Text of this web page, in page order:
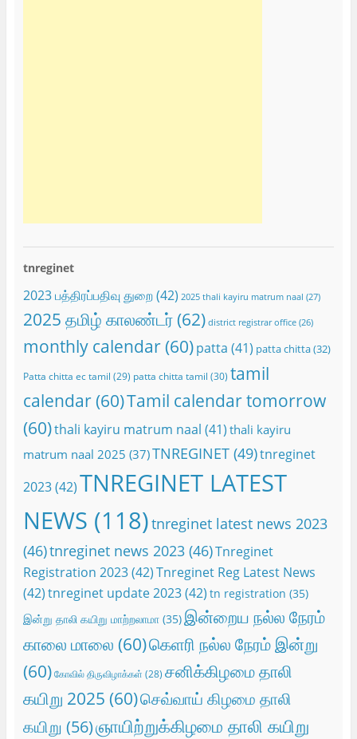
tnreginet
2023 பத்திரப்பதிவு துறை(42) 2025 thali kayiru matrum naal (27)
2025 தமிழ் காலண்டர்(62) district registrar office(26)
monthly calendar(60) patta (41) patta chitta(32)
Patta chitta ec tamil (29) patta chitta tamil (30) tamil
calendar(60)Tamil calendar tomorrow
(60)thali kayiru matrum naal (41) thali kayiru
matrum naal 2025 (37)TNREGINET(49)tnreginet
2023(42)TNREGINET LATEST
NEWS (118)tnreginet latest news 2023
(46)tnreginet news 2023(46)Tnreginet
Registration 2023(42)Tnreginet Reg Latest News
(42)tnreginet update 2023(42) tn registration (35)
இன்று தாலி கயிறு மாற்றலாமா(35)இன்றைய நல்ல நேரம்
காலை மாலை (60)கெளரி நல்ல நேரம் இன்று
(60) கோவில் திருவிழாக்கள் (28) சனிக்கிழமை தாலி
கயிறு 2025 (60)செவ்வாய் கிழமை தாலி
கயிறு (56)ஞாயிற்றுக்கிழமை தாலி கயிறு